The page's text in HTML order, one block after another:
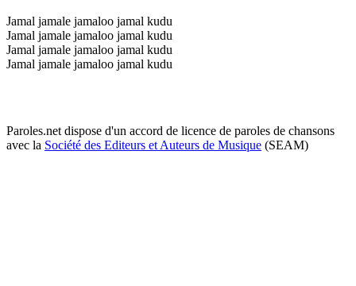
Jamal jamale jamaloo jamal kudu
Jamal jamale jamaloo jamal kudu
Jamal jamale jamaloo jamal kudu
Jamal jamale jamaloo jamal kudu
Paroles.net dispose d'un accord de licence de paroles de chansons
avec la Société des Editeurs et Auteurs de Musique (SEAM)